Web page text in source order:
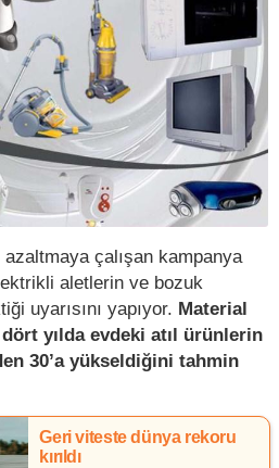
azaltmaya çalışan kampanya
aletlerin ve bozuk
uyarısını yapıyor. Material
yılda evdeki atıl ürünlerin
30’a yükseldiğini tahmin
Geri viteste dünya rekoru
kırıldı